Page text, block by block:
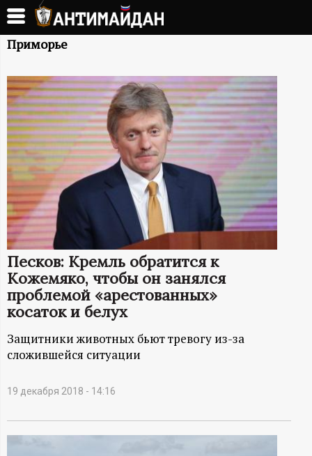
Перейти
основному
А
Н
Т
И
М
А
Й
Д
А
Н
Приморье
Песков: Кремль обратится к
Кожемяко, чтобы он занялся
проблемой «арестованных»
косаток и белух
Защитники животных бьют тревогу из-за
сложившейся ситуации
19 декабря 2018 - 14:16